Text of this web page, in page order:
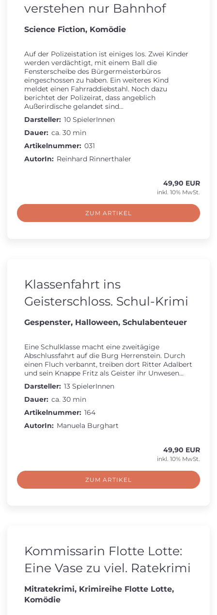
verstehen nur Bahnhof
Science Fiction, Komödie
Auf der Polizeistation ist einiges los. Zwei Kinder
werden verdächtigt, mit einem Ball die
Fensterscheibe des Bürgermeisterbüros
eingeschossen zu haben. Ein weiteres Kind
meldet einen Fahrraddiebstahl. Noch dazu
berichtet der Polizeirat, dass angeblich
Außerirdische gelandet sind...
Darsteller: 10 SpielerInnen
Dauer: ca. 30 min
Artikelnummer: 031
AutorIn: Reinhard Rinnerthaler
49,90 EUR
inkl. 10% MwSt.
ZUM ARTIKEL
Klassenfahrt ins
Geisterschloss. Schul-Krimi
Gespenster, Halloween, Schulabenteuer
Eine Schulklasse macht eine zweitägige
Abschlussfahrt auf die Burg Herrenstein. Durch
einen Fluch verbannt, treiben dort Ritter Adalbert
und sein Knappe Fritz als Geister ihr Unwesen...
Darsteller: 13 SpielerInnen
Dauer: ca. 30 min
Artikelnummer: 164
AutorIn: Manuela Burghart
49,90 EUR
inkl. 10% MwSt.
ZUM ARTIKEL
Kommissarin Flotte Lotte:
Eine Vase zu viel. Ratekrimi
Mitratekrimi, Krimireihe Flotte Lotte,
Komödie